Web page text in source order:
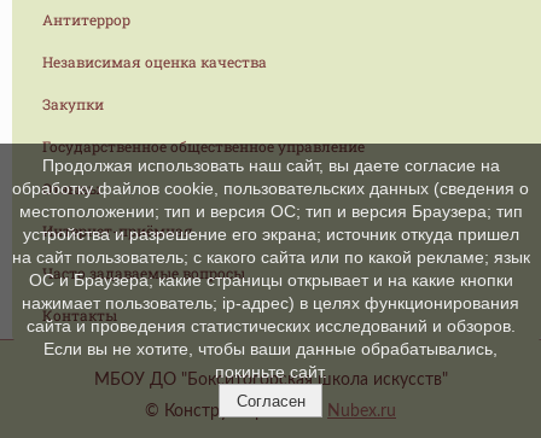
Антитеррор
Независимая оценка качества
Закупки
Государственное общественное управление
Отзывы
Интернет-приёмная
Часто задаваемые вопросы
Контакты
МБОУ ДО "Бокситогорская школа искусств"
© Конструктор сайтов
Nubex.ru
Продолжая использовать наш сайт, вы даете согласие на
обработку файлов cookie, пользовательских данных (сведения о
местоположении; тип и версия ОС; тип и версия Браузера; тип
устройства и разрешение его экрана; источник откуда пришел
на сайт пользователь; с какого сайта или по какой рекламе; язык
ОС и Браузера; какие страницы открывает и на какие кнопки
нажимает пользователь; ip-адрес) в целях функционирования
сайта и проведения статистических исследований и обзоров.
Если вы не хотите, чтобы ваши данные обрабатывались,
покиньте сайт.
Согласен